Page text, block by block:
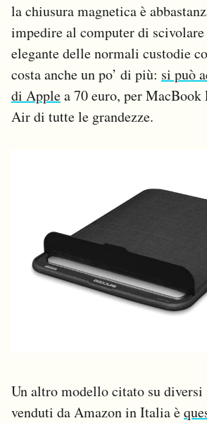
la chiusura magnetica è
impedire al computer di
elegante delle normali custodie
costa anche un po’ di più: si può
di Applea 70 euro, per
Air di tutte le grandezze.
Un altro modello citato su
venduti da Amazon in Italia è